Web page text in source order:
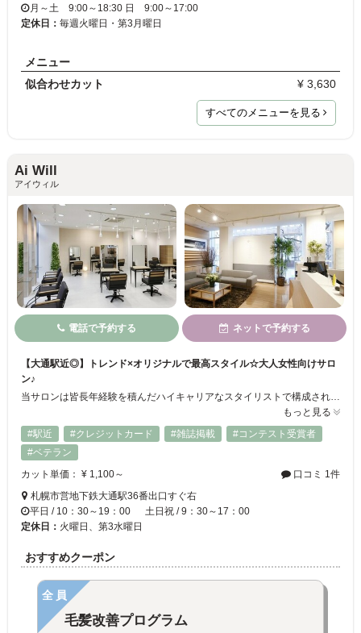
月～土 9:00～18:30 日 9:00～17:00
定休日： 毎週火曜日・第3月曜日
メニュー
似合わせカット
¥ 3,630
すべてのメニューを見る
Ai Will
アイウィル
電話で予約する ネットで予約する
【大通駅近◎】トレンド×オリジナルで最高スタイル☆大人女性向けサロ
ン♪
当サロンは皆長年経験を積んだハイキャリアなスタイリストで構成されています♪その技術は確かなレベル！再現性の高いカットに色持ちの良いカラー、ダメージレスなパーマでは狙ったカールをつけるだけでなく、はえ癖、毛流れ、骨格ボリュームまでもカバーします。個室でご案内するエステメニューも御座います。大通駅すぐ近くとアクセスも抜群です！
もっと見る
#駅近
#クレジットカード #雑誌掲載
#コンテスト受賞者
#ベテラン
カット単価： ¥ 1,100～
口コミ 1件
札幌市営地下鉄大通駅36番出口すぐ右
平日 / 10：30～19：00 土日祝 / 9：30～17：00
定休日： 火曜日、第3水曜日
おすすめクーポン
全員
毛髪改善プログラム